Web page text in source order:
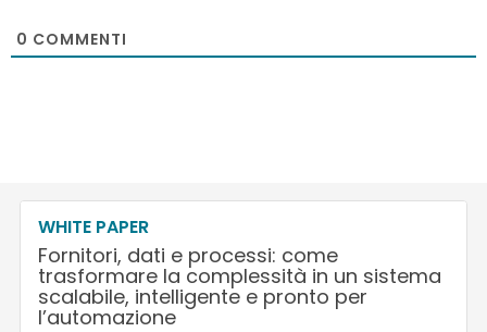
0 COMMENTI
WHITE PAPER
Fornitori, dati e processi: come
trasformare la complessità in un sistema
scalabile, intelligente e pronto per
l’automazione